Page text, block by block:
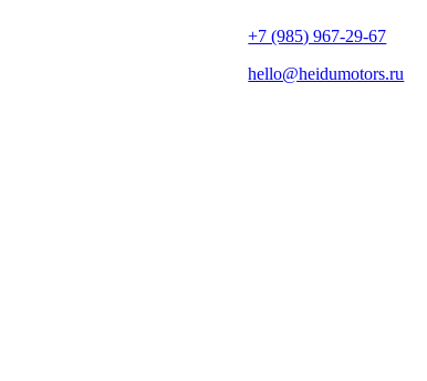
+7 (985) 967-29-67
hello@heidumotors.ru